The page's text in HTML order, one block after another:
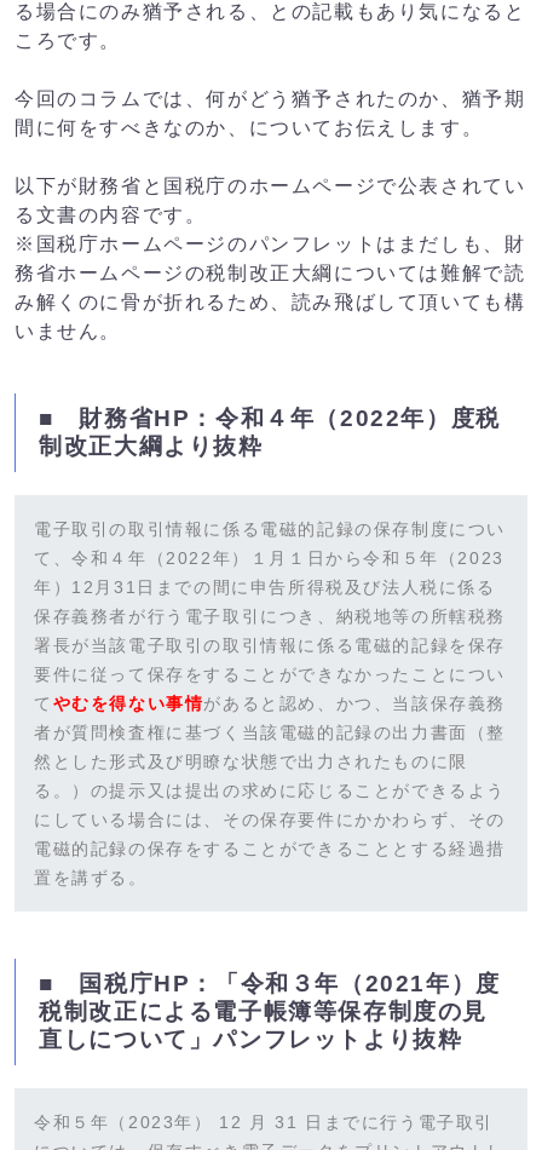
る場合にのみ猶予される、との記載もあり気になると
ころです。
今回のコラムでは、何がどう猶予されたのか、猶予期
間に何をすべきなのか、についてお伝えします。
以下が財務省と国税庁のホームページで公表されてい
る文書の内容です。
※国税庁ホームページのパンフレットはまだしも、財
務省ホームページの税制改正大綱については難解で読
み解くのに骨が折れるため、読み飛ばして頂いても構
いません。
■ 財務省HP：令和４年（2022年）度税
制改正大綱より抜粋
電子取引の取引情報に係る電磁的記録の保存制度につい
て、令和４年（2022年）１月１日から令和５年（2023
年）12月31日までの間に申告所得税及び法人税に係る
保存義務者が行う電子取引につき、納税地等の所轄税務
署長が当該電子取引の取引情報に係る電磁的記録を保存
要件に従って保存をすることができなかったことについ
て やむを得ない事情があると認め、かつ、当該保存義務
者が質問検査権に基づく当該電磁的記録の出力書面（整
然とした形式及び明瞭な状態で出力されたものに限
る。）の提示又は提出の求めに応じることができるよう
にしている場合には、その保存要件にかかわらず、その
電磁的記録の保存をすることができることとする経過措
置を講ずる。
■ 国税庁HP：「令和３年（2021年）度
税制改正による電子帳簿等保存制度の見
直しについて」パンフレットより抜粋
令和５年（2023年） 12 月 31 日までに行う電子取引